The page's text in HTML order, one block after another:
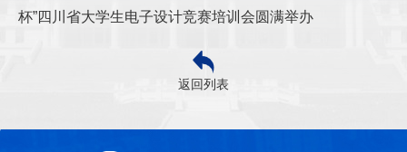
杯”四川省大学生电子设计竞赛培训会圆满举办
返回列表